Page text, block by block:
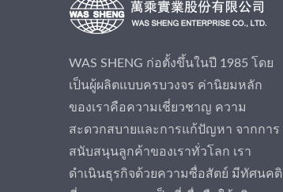
WAS SHENG ก่อตั้งขึ้นในปี 1985 โดย
เป็นผู้ผลิตแบบครบวงจร ค่านิยมหลัก
ของเราคือความเชี่ยวชาญ ความ
สะดวกสบายและการแก้ปัญหา จากการ
สนับสนุนลูกค้าของเราทั่วโลก เรา
ดำเนินธุรกิจด้วยความซื่อสัตย์ มีทัศนคติ